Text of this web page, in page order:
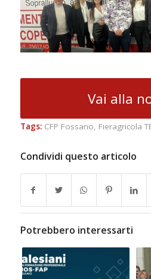
Vai alla
Tags: CFP Fossano, Fieragricola
Condividi questo articolo
Potrebbero interessarti